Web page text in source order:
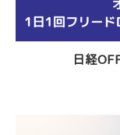
日経